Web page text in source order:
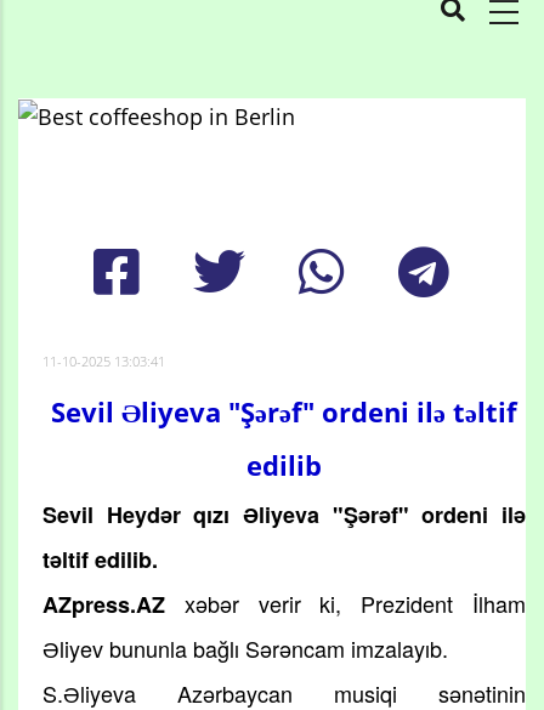
Breadcrumb
11-10-2025 13:03:41
Sevil Əliyeva "Şərəf" ordeni ilə təltif
edilib
Sevil Heydər qızı Əliyeva "Şərəf" ordeni ilə
təltif edilib.
AZpress.AZ xəbər verir ki, Prezident İlham
Əliyev bununla bağlı Sərəncam imzalayıb.
S.Əliyeva Azərbaycan musiqi sənətinin